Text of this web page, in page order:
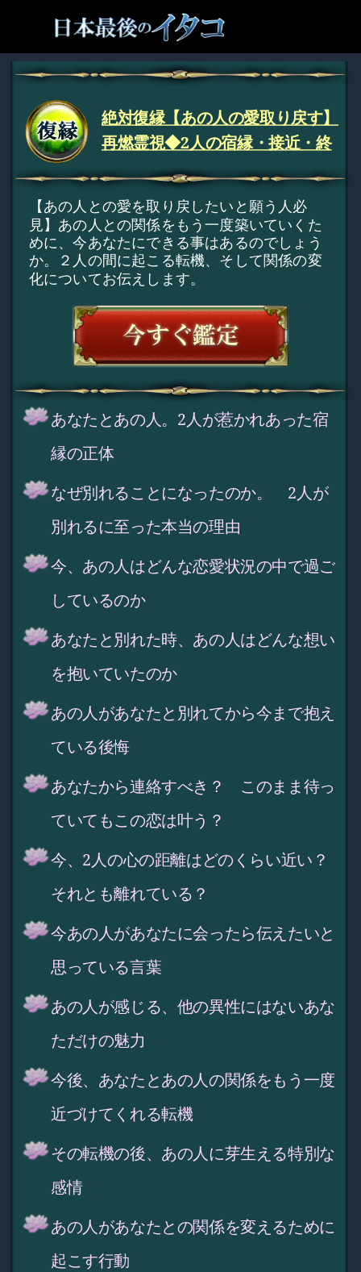
絶対復縁【あの人の愛取り戻す】
再燃霊視◆2人の宿縁・接近・終
【あの人との愛を取り戻したいと願う人必
見】あの人との関係をもう一度築いていくた
めに、今あなたにできる事はあるのでしょう
か。２人の間に起こる転機、そして関係の変
化についてお伝えします。
あなたとあの人。2人が惹かれあった宿
縁の正体
なぜ別れることになったのか。 2人が
別れるに至った本当の理由
今、あの人はどんな恋愛状況の中で過ご
しているのか
あなたと別れた時、あの人はどんな想い
を抱いていたのか
あの人があなたと別れてから今まで抱え
ている後悔
あなたから連絡すべき？ このまま待っ
ていてもこの恋は叶う？
今、2人の心の距離はどのくらい近い？
それとも離れている？
今あの人があなたに会ったら伝えたいと
思っている言葉
あの人が感じる、他の異性にはないあな
ただけの魅力
今後、あなたとあの人の関係をもう一度
近づけてくれる転機
その転機の後、あの人に芽生える特別な
感情
あの人があなたとの関係を変えるために
起こす行動